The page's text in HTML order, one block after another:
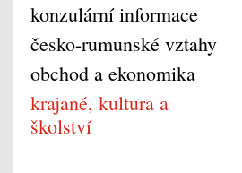
konzulární informace
česko-rumunské vztahy
obchod a ekonomika
krajané, kultura a
školství